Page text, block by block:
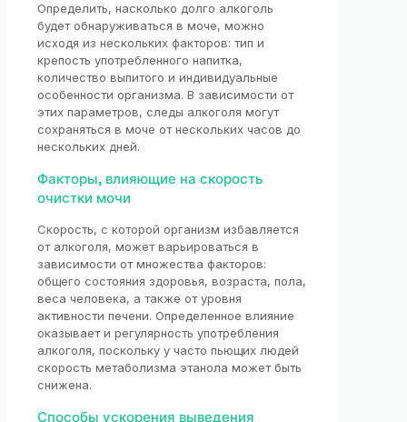
Определить, насколько долго алкоголь
будет обнаруживаться в моче, можно
исходя из нескольких факторов: тип и
крепость употребленного напитка,
количество выпитого и индивидуальные
особенности организма. В зависимости от
этих параметров, следы алкоголя могут
сохраняться в моче от нескольких часов до
нескольких дней.
Факторы, влияющие на скорость
очистки мочи
Скорость, с которой организм избавляется
от алкоголя, может варьироваться в
зависимости от множества факторов:
общего состояния здоровья, возраста, пола,
веса человека, а также от уровня
активности печени. Определенное влияние
оказывает и регулярность употребления
алкоголя, поскольку у часто пьющих людей
скорость метаболизма этанола может быть
снижена.
Способы ускорения выведения